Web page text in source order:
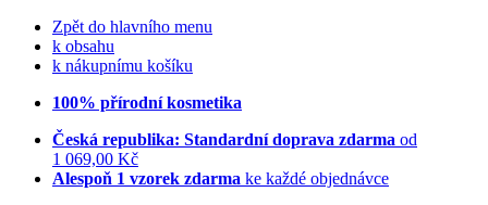
Zpět do hlavního menu
k obsahu
k nákupnímu košíku
100% přírodní kosmetika
Česká republika: Standardní doprava zdarma od
1 069,00 Kč
Alespoň 1 vzorek zdarma ke každé objednávce